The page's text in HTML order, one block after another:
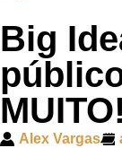
Big
Alex Vargas